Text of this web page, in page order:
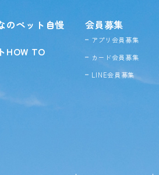
のペット自慢
HOW TO
会員募集
アプリ会員募集
カード会員募集
LINE会員募集